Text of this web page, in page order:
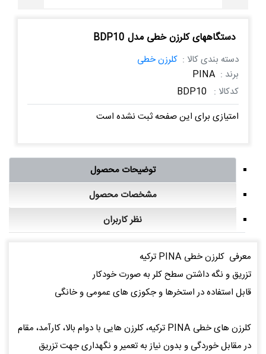
دستگاههای کلرزن خطی مدل BDP10
دسته بندی کالا : کلرزن خطی
برند : PINA
کدکالا : BDP10
امتیازی برای این صفحه ثبت نشده است
توضیحات محصول
مشخصات محصول
نظر کاربران
معرفی کلرزن خطی PINA ترکیه
تزریق و نگه داشتن سطح کلر به صورت خودکار
قابل استفاده در استخرها و جکوزی های عمومی و خانگی
کلرزن های خطی PINA ترکیه، کلرزن هایی با دوام بالا، کارآمد، مقام
در مقابل خوردگی و بدون نیاز به تعمیر و نگهداری جهت تزریق